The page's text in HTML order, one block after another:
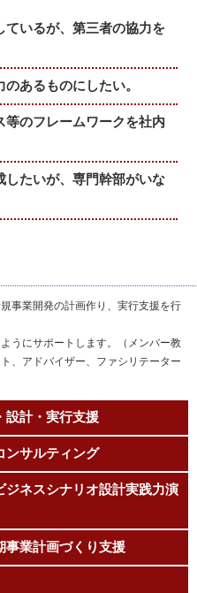
ているが、第三者の協力を
あるものにしたい。
等のフレームワークを社内
したいが、専門幹部がいな
事業開発の計画作り、実行支援を行
うにサポートします。（メンバー教
、アドバイザー、ファシリテーター
設計・実行支援
ンサルティング
ジネスシナリオ設計実践力演
事業計画づくり支援